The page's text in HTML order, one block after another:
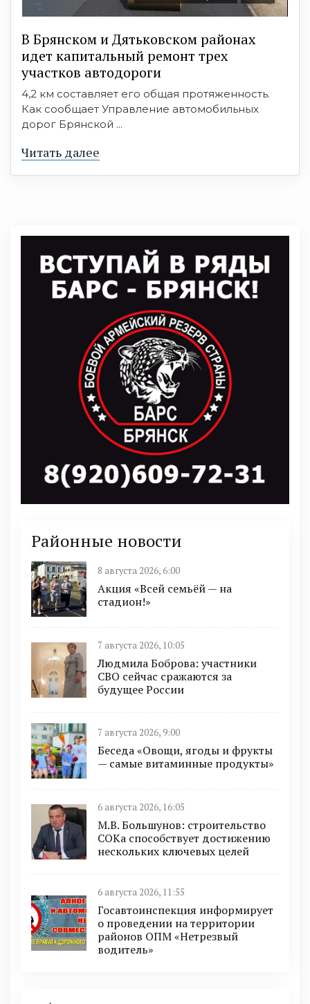
В Брянском и Дятьковском районах
идет капитальный ремонт трех
участков автодороги
4,2 км составляет его общая протяженность.
Как сообщает Управление автомобильных
дорог Брянской ...
Читать далее
Районные новости
8 августа 2026, 6:00
Акция «Всей семьёй — на
стадион!»
7 августа 2026, 10:05
Людмила Боброва: участники
СВО сейчас сражаются за
будущее России
7 августа 2026, 9:00
Беседа «Овощи, ягоды и фрукты
— самые витаминные продукты»
6 августа 2026, 16:05
М.В. Большунов: строительство
СОКа способствует достижению
нескольких ключевых целей
6 августа 2026, 11:55
Госавтоинспекция информирует
о проведении на территории
районов ОПМ «Нетрезвый
водитель»